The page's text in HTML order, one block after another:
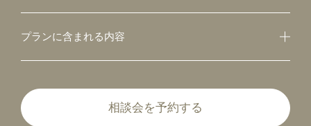
プランに含まれる内容
相談会を予約する